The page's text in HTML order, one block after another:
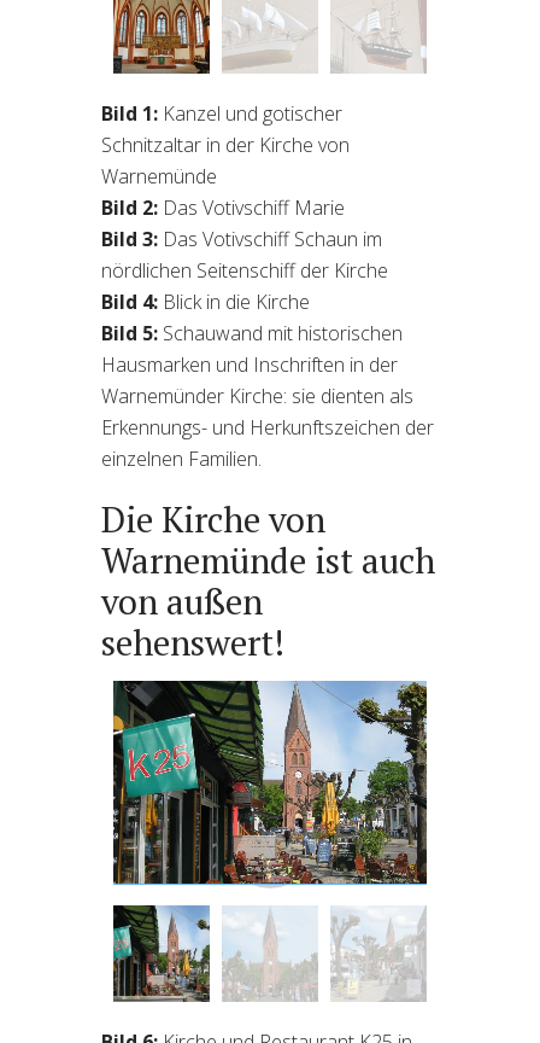
Kanzel und gotischer
Schnitzaltar in der Kirche
von Warnemünde
Bild 1: Kanzel und gotischer
Schnitzaltar in der Kirche von
Warnemünde
Bild 2: Das Votivschiff Marie
Bild 3: Das Votivschiff Schaun im
nördlichen Seitenschiff der Kirche
Bild 4: Blick in die Kirche
Bild 5: Schauwand mit historischen
Hausmarken und Inschriften in der
Warnemünder Kirche: sie dienten als
Erkennungs- und Herkunftszeichen der
einzelnen Familien.
Die Kirche von
Warnemünde ist auch
von außen
sehenswert!
Warnemünder Kirche und
Restaurant K25 in der
Mühlenstraße